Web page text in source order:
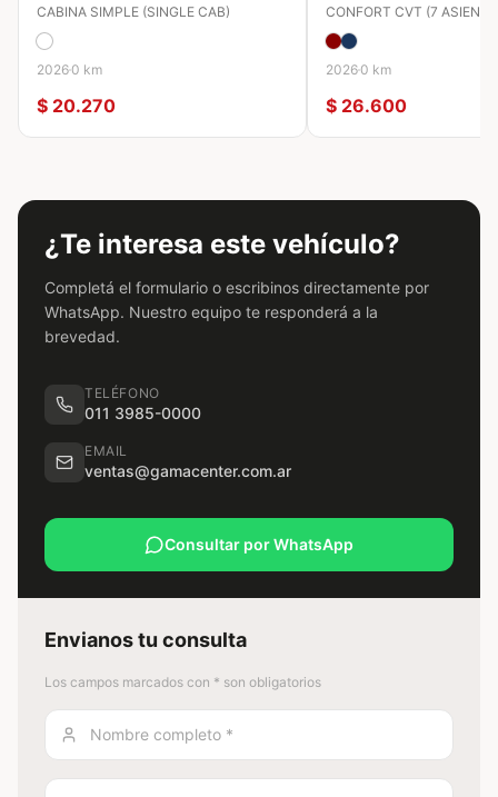
Potencia
CABINA SIMPLE (SINGLE CAB)
20260 km
$ 20.270
CONFORT CVT (7
20260 km
$ 26.600
¿Te interesa este vehículo?
Completá el formulario o escribinos directamente por
WhatsApp. Nuestro equipo te responderá a la
brevedad.
TELÉFONO
011 3985-0000
EMAIL
ventas@gamacenter.com.ar
Consultar por WhatsApp
Envianos tu consulta
Los campos marcados con * son obligatorios